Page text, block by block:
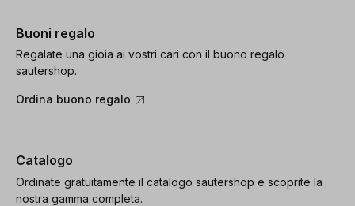
Buoni regalo
Regalate una gioia ai vostri cari con il buono regalo
sautershop.
Ordina buono regalo
Catalogo
Ordinate gratuitamente il catalogo sautershop e scoprite la
nostra gamma completa.